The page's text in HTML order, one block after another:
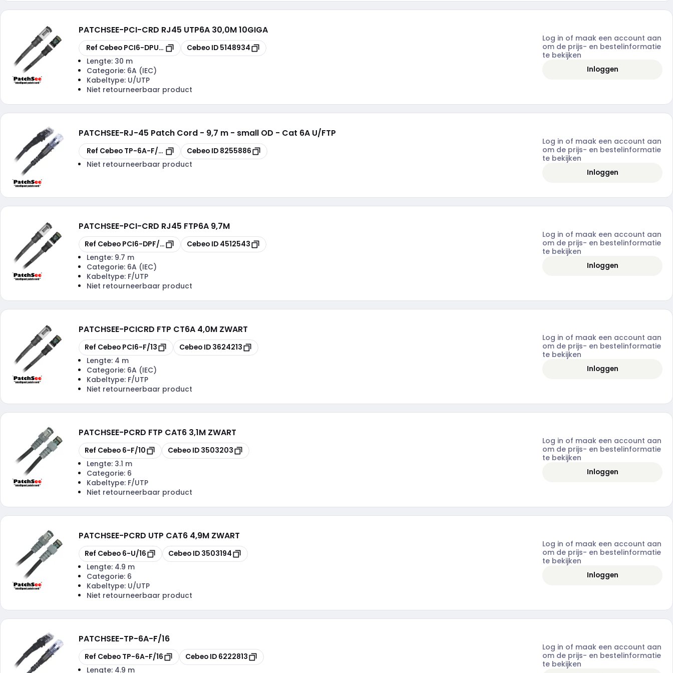
PATCHSEE-PCI-CRD RJ45 UTP6A 30,0M 10GIGA
Kopiëren
Ref Cebeo PCI6-DPU/100 Kopiëren
Cebeo ID 5148934
Lengte: 30 m
Categorie: 6A (IEC)
Kabeltype: U/UTP
Niet retourneerbaar product
Log in of maak een account aan
om de prijs- en bestelinformatie
te bekijken
Inloggen
PATCHSEE-RJ-45 Patch Cord - 9,7 m - small OD - Cat 6A U/FTP
Kopiëren
Ref Cebeo TP-6A-F/32 Kopiëren
Cebeo ID 8255886
Niet retourneerbaar product
Log in of maak een account aan
om de prijs- en bestelinformatie
te bekijken
Inloggen
PATCHSEE-PCI-CRD RJ45 FTP6A 9,7M
Kopiëren
Ref Cebeo PCI6-DPF/32 Kopiëren
Cebeo ID 4512543
Lengte: 9.7 m
Categorie: 6A (IEC)
Kabeltype: F/UTP
Niet retourneerbaar product
Log in of maak een account aan
om de prijs- en bestelinformatie
te bekijken
Inloggen
PATCHSEE-PCICRD FTP CT6A 4,0M ZWART
Kopiëren
Ref Cebeo PCI6-F/13 Kopiëren
Cebeo ID 3624213
Lengte: 4 m
Categorie: 6A (IEC)
Kabeltype: F/UTP
Niet retourneerbaar product
Log in of maak een account aan
om de prijs- en bestelinformatie
te bekijken
Inloggen
PATCHSEE-PCRD FTP CAT6 3,1M ZWART
Kopiëren
Ref Cebeo 6-F/10 Kopiëren
Cebeo ID 3503203
Lengte: 3.1 m
Categorie: 6
Kabeltype: F/UTP
Niet retourneerbaar product
Log in of maak een account aan
om de prijs- en bestelinformatie
te bekijken
Inloggen
PATCHSEE-PCRD UTP CAT6 4,9M ZWART
Kopiëren
Ref Cebeo 6-U/16 Kopiëren
Cebeo ID 3503194
Lengte: 4.9 m
Categorie: 6
Kabeltype: U/UTP
Niet retourneerbaar product
Log in of maak een account aan
om de prijs- en bestelinformatie
te bekijken
Inloggen
PATCHSEE-TP-6A-F/16
Kopiëren
Ref Cebeo TP-6A-F/16 Kopiëren
Cebeo ID 6222813
Lengte: 4.9 m
Log in of maak een account aan
om de prijs- en bestelinformatie
te bekijken